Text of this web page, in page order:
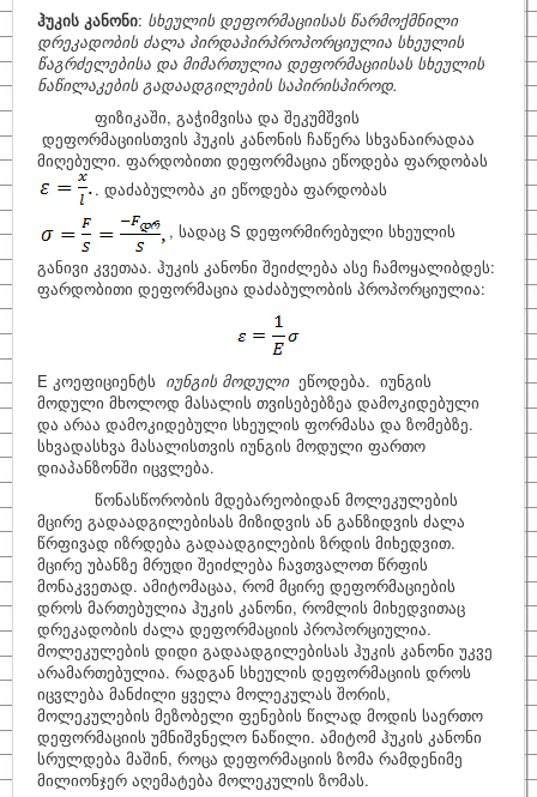
ჰუკის კანონი: სხეულის დეფორმაციისას წარმოქმნილი
დრეკადობის ძალა პირდაპირპროპორციულია სხეულის
წაგრძელებისა და მიმართულია დეფორმაციისას სხეულის
ნაწილაკების გადაადგილების საპირისპიროდ.
ფიზიკაში, გაჭიმვისა და შეკუმშვის
დეფორმაციისთვის ჰუკის კანონის ჩაწერა სხვანაირადაა
მიღებული. ფარდობითი დეფორმაცია ეწოდება ფარდობას
. დაძაბულობა კი ეწოდება ფარდობას
, სადაც S დეფორმირებული სხეულის
განივი კვეთაა. ჰუკის კანონი შეიძლება ასე ჩამოყალიბდეს:
ფარდობითი დეფორმაცია დაძაბულობის პროპორციულია:
E კოეფიციენტს იუნგის მოდულიეწოდება. იუნგის
მოდული მხოლოდ მასალის თვისებებზეა დამოკიდებული
და არაა დამოკიდებული სხეულის ფორმასა და ზომებზე.
სხვადასხვა მასალისთვის იუნგის მოდული ფართო
დიაპანზონში იცვლება.
წონასწორობის მდებარეობიდან მოლეკულების
მცირე გადაადგილებისას მიზიდვის ან განზიდვის ძალა
წრფივად იზრდება გადაადგილების ზრდის მიხედვით.
მცირე უბანზე მრუდი შეიძლება ჩავთვალოთ წრფის
მონაკვეთად. ამიტომაცაა, რომ მცირე დეფორმაციების
დროს მართებულია ჰუკის კანონი, რომლის მიხედვითაც
დრეკადობის ძალა დეფორმაციის პროპორციულია.
მოლეკულების დიდი გადაადგილებისას ჰუკის კანონი უკვე
არამართებულია. რადგან სხეულის დეფორმაციის დროს
იცვლება მანძილი ყველა მოლეკულას შორის,
მოლეკულების მეზობელი ფენების წილად მოდის საერთო
დეფორმაციის უმნიშვნელო ნაწილი. ამიტომ ჰუკის კანონი
სრულდება მაშინ, როცა დეფორმაციის ზომა რამდენიმე
მილიონჯერ აღემატება მოლეკულის ზომას.